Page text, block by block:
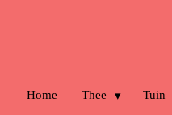
Home Thee Tuin